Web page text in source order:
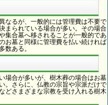
なるが、一般的には管理費は不要で
まられている場合が多い。その場合
集合墓へ移されることが一般的であ
お墓と同様に管理費を払い続ければ
数ある。
場合が多いが、樹木葬の場合はお墓
。さらに、仏教の宗旨や宗派だけで
どさまざまな宗教を受け入れる樹木